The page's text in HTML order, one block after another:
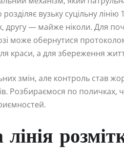
вузьку суцільну
другу — майже ніколи. Для
може обернутися
краси, а для збереження
змін, але контроль став
Розбираємося по поличках,